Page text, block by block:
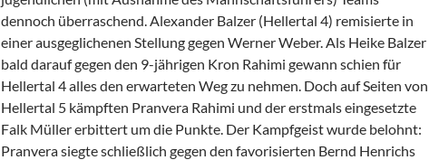
dennoch überraschend. Alexander Balzer (Hellertal 4) remisierte in
einer ausgeglichenen Stellung gegen Werner Weber. Als Heike Balzer
bald darauf gegen den 9-jährigen Kron Rahimi gewann schien für
Hellertal 4 alles den erwarteten Weg zu nehmen. Doch auf Seiten von
Hellertal 5 kämpften Pranvera Rahimi und der erstmals eingesetzte
Falk Müller erbittert um die Punkte. Der Kampfgeist wurde belohnt:
Pranvera siegte schließlich gegen den favorisierten Bernd Henrichs